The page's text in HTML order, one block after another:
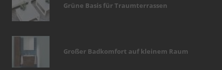
Grüne Basis für Traumterrassen
Großer Badkomfort auf kleinem Raum